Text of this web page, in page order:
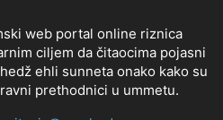
web portal online riznica
ciljem da čitaocima pojasni
ehli sunneta onako kako su
prethodnici u ummetu.